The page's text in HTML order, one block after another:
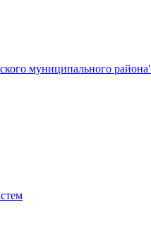
муниципального